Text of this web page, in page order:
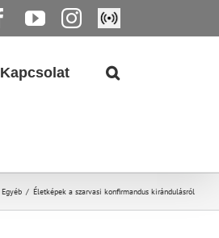
Facebook
YouTube
Instagram
Élő
közvetítés
Kapcsolat
Egyéb / Életképek a szarvasi konfirmandus kirándulásról